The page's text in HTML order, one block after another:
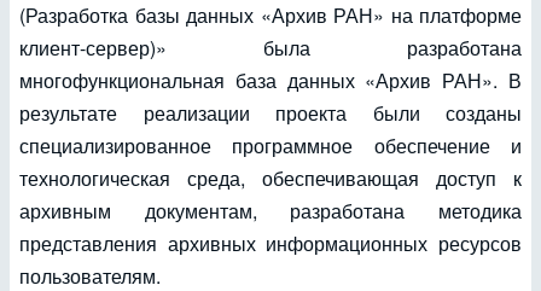
(Разработка базы данных «Архив РАН» на платформе
клиент-сервер)» была разработана
многофункциональная база данных «Архив РАН». В
результате реализации проекта были созданы
специализированное программное обеспечение и
технологическая среда, обеспечивающая доступ к
архивным документам, разработана методика
представления архивных информационных ресурсов
пользователям.